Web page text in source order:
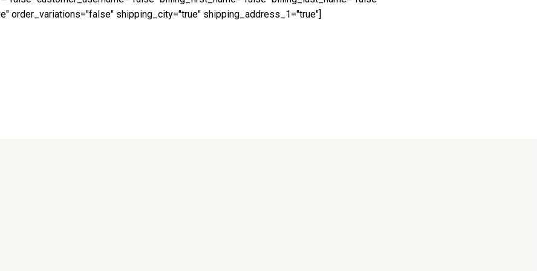
order_variations="false" shipping_city="true" shipping_address_1="true"]